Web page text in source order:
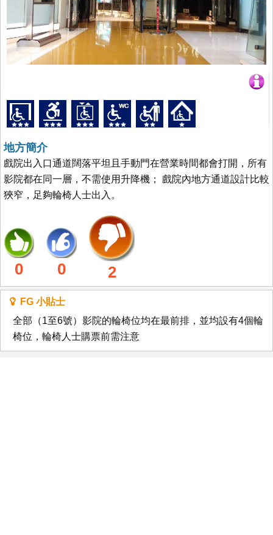
地方簡介
戲院出入口通道闊落平坦且手動門在營業時間都會打開，所有
影院都在同一層，不需使用升降機； 戲院內地方通道設計比較
狹窄，足夠輪椅人士出入。
0 0 2
FG 小貼士
全部（1至6號）影院的輪椅位均在最前排，並均設有4個輪
椅位，輪椅人士購票前需注意